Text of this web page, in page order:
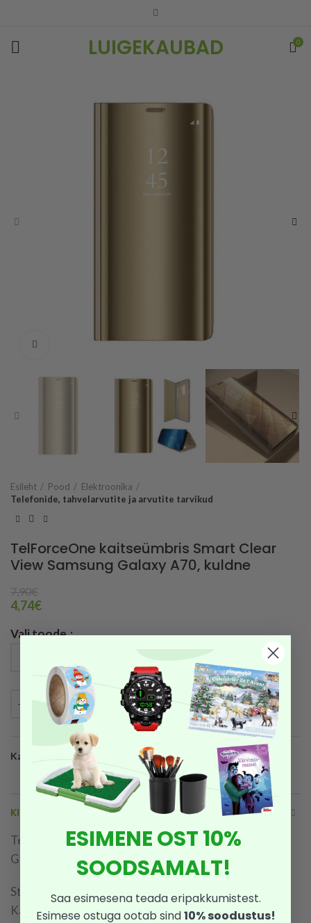
LUIGEKAUBAD 0
Vaata suuremalt
Esileht Pood
Elektroonika
Telefonide, tahvelarvutite ja arvutite tarvikud
TelForceOne kaitseümbris Smart Clear
View Samsung Galaxy A70, kuldne
7,90€
4,74€
Vali toode
LISA KORVI
Kategooria: Telefonide, tahvelarvutite ja arvutite tarvikud
KIRJELDUS
TelForceOne kaitseümbris Smart Clear View Samsung
Galaxy A70, kuldne
Stiilne klapiga kaitseümbris
Kaitseb kriimustuste ja mustuse eest
ESIMENE OST 10%
SOODSAMALT!
Saa esimesena teada eripakkumistest.
Esimese ostuga ootab sind10% soodustus!